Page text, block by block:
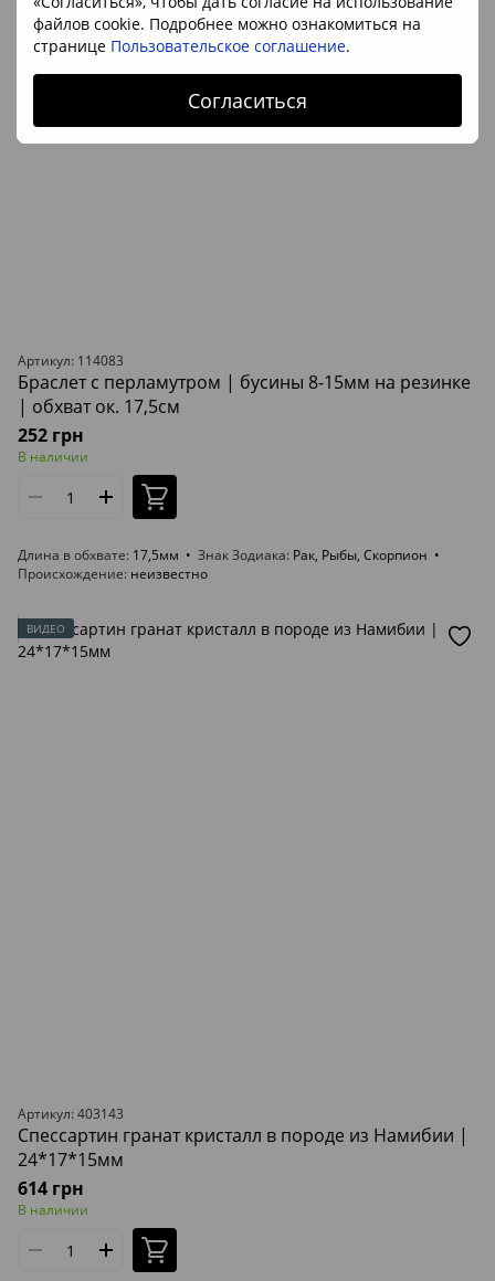
файлов cookie. Подробнее можно ознакомиться на
странице Пользовательское соглашение.
Согласиться
Артикул: 114083
Браслет с перламутром | бусины 8-15мм на резинке
| обхват ок. 17,5см
252 грн
В наличии
Длина в обхвате 17,5мм Знак Зодиака Рак, Рыбы, Скорпион
Происхождение неизвестно
ВИДЕО
Артикул: 403143
Спессартин гранат кристалл в породе из Намибии |
24*17*15мм
614 грн
В наличии